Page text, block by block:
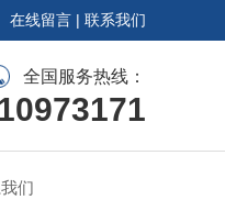
在线留言 | 联系我们
全国服务热线：
们